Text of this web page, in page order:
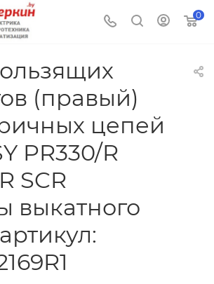
0
(правый)
цепей
PR330/R
SCR
выкатного